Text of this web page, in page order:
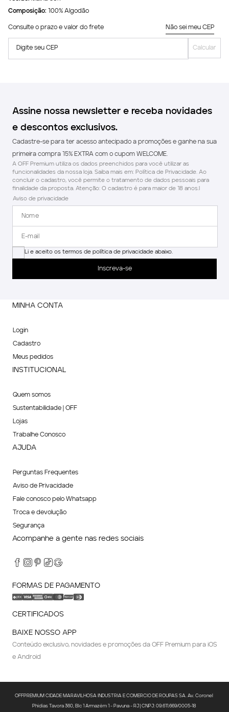
Composição: 100% Algodão
Consulte o prazo e valor do frete Não sei meu CEP
Digite seu CEP Calcular
Assine nossa newsletter e receba novidades
e descontos exclusivos.
Cadastre-se para ter acesso antecipado a promoções e ganhe na sua
primeira compra 15% EXTRA com o cupom WELCOME.
A OFF Premium utiliza os dados preenchidos para você utilizar as
funcionalidades da nossa loja. Saiba mais em: Política de Privacidade. Ao
concluir o cadastro, você permite o tratamento de dados pessoais para
finalidade da proposta. Atenção: O cadastro é para maior de 18 anos.l
Aviso de privacidade
Li e aceito os termos de política de privacidade abaixo.
Inscreva-se
MINHA CONTA
Login
Cadastro
Meus pedidos
INSTITUCIONAL
Quem somos
Sustentabilidade | OFF
Lojas
Trabalhe Conosco
AJUDA
Perguntas Frequentes
Aviso de Privacidade
Fale conosco pelo Whatsapp
Troca e devolução
Segurança
Acompanhe a gente nas redes sociais
FORMAS DE PAGAMENTO
CERTIFICADOS
BAIXE NOSSO APP
Conteúdo exclusivo, novidades e promoções da OFF Premium para iOS
e Android
OFFPREMIUM CIDADE MARAVILHOSA INDUSTRIA E COMERCIO DE ROUPAS SA. Av. Coronel
Phidias Tavora 360, Blc 1 Armazém 1 - Pavuna - RJ | CNPJ: 09.611.669/0005-18